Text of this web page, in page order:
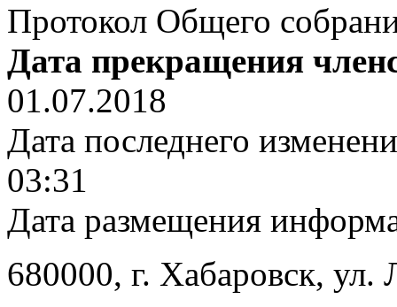
Протокол Общего
Дата прекращения
01.07.2018
Дата последнего
03:31
Дата размещения
680000, г. Хабаровск, ул.